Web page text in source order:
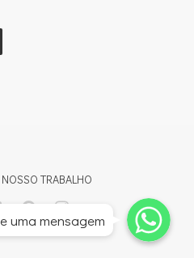
TRABALHO
Whatsapp
Whatsapp
Whatsapp
uma mensagem